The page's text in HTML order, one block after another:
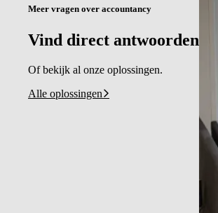
Meer vragen over accountancy
Vind direct antwoorden
Of bekijk al onze oplossingen.
Alle oplossingen